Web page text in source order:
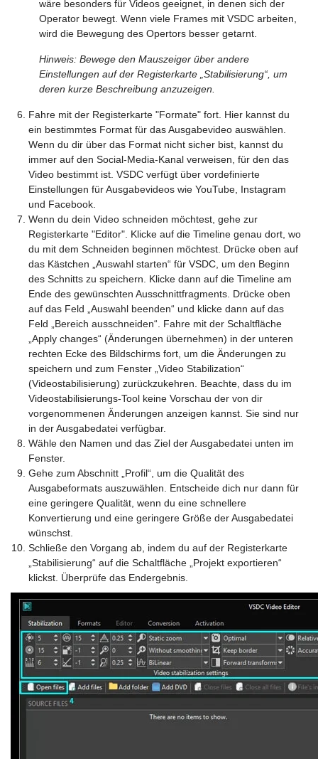
wäre besonders für Videos geeignet, in denen sich der
Operator bewegt. Wenn viele Frames mit VSDC arbeiten,
wird die Bewegung des Opertors besser getarnt.
Hinweis: Bewege den Mauszeiger über andere
Einstellungen auf der Registerkarte „Stabilisierung“, um
deren kurze Beschreibung anzuzeigen.
Fahre mit der Registerkarte "Formate" fort. Hier kannst du
ein bestimmtes Format für das Ausgabevideo auswählen.
Wenn du dir über das Format nicht sicher bist, kannst du
immer auf den Social-Media-Kanal verweisen, für den das
Video bestimmt ist. VSDC verfügt über vordefinierte
Einstellungen für Ausgabevideos wie YouTube, Instagram
und Facebook.
Wenn du dein Video schneiden möchtest, gehe zur
Registerkarte "Editor". Klicke auf die Timeline genau dort, wo
du mit dem Schneiden beginnen möchtest. Drücke oben auf
das Kästchen „Auswahl starten“ für VSDC, um den Beginn
des Schnitts zu speichern. Klicke dann auf die Timeline am
Ende des gewünschten Ausschnittfragments. Drücke oben
auf das Feld „Auswahl beenden“ und klicke dann auf das
Feld „Bereich ausschneiden“. Fahre mit der Schaltfläche
„Apply changes“ (Änderungen übernehmen) in der unteren
rechten Ecke des Bildschirms fort, um die Änderungen zu
speichern und zum Fenster „Video Stabilization“
(Videostabilisierung) zurückzukehren. Beachte, dass du im
Videostabilisierungs-Tool keine Vorschau der von dir
vorgenommenen Änderungen anzeigen kannst. Sie sind nur
in der Ausgabedatei verfügbar.
Wähle den Namen und das Ziel der Ausgabedatei unten im
Fenster.
Gehe zum Abschnitt „Profil“, um die Qualität des
Ausgabeformats auszuwählen. Entscheide dich nur dann für
eine geringere Qualität, wenn du eine schnellere
Konvertierung und eine geringere Größe der Ausgabedatei
wünschst.
Schließe den Vorgang ab, indem du auf der Registerkarte
„Stabilisierung“ auf die Schaltfläche „Projekt exportieren“
klickst. Überprüfe das Endergebnis.